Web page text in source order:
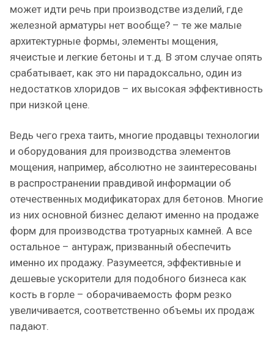
может идти речь при производстве изделий, где
железной арматуры нет вообще? – те же малые
архитектурные формы, элементы мощения,
ячеистые и легкие бетоны и т.д. В этом случае опять
срабатывает, как это ни парадоксально, один из
недостатков хлоридов – их высокая эффективность
при низкой цене.
Ведь чего греха таить, многие продавцы технологии
и оборудования для производства элементов
мощения, например, абсолютно не заинтересованы
в распространении правдивой информации об
отечественных модификаторах для бетонов. Многие
из них основной бизнес делают именно на продаже
форм для производства тротуарных камней. А все
остальное – антураж, призванный обеспечить
именно их продажу. Разумеется, эффективные и
дешевые ускорители для подобного бизнеса как
кость в горле – оборачиваемость форм резко
увеличивается, соответственно объемы их продаж
падают.